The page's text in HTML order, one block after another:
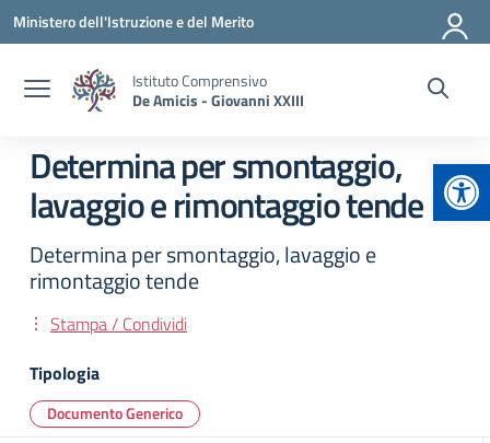
Vai ai contenuti
Vai al menu di navigazione
Vai al footer
Ministero dell'Istruzione e del Merito
Istituto Comprensivo
De Amicis - Giovanni XXIII
Determina per smontaggio,
lavaggio e rimontaggio tende
Determina per smontaggio, lavaggio e
rimontaggio tende
Stampa / Condividi
Tipologia
Documento Generico